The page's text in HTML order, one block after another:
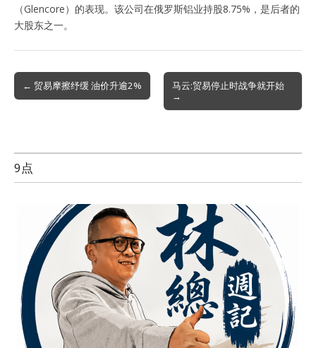
（Glencore）的表现。该公司在俄罗斯铝业持股8.75%，是后者的
大股东之一。
Post
navigation
← 贸易摩擦纾缓 油价升逾2%
马云:贸易停止时战争就开始
→
9点